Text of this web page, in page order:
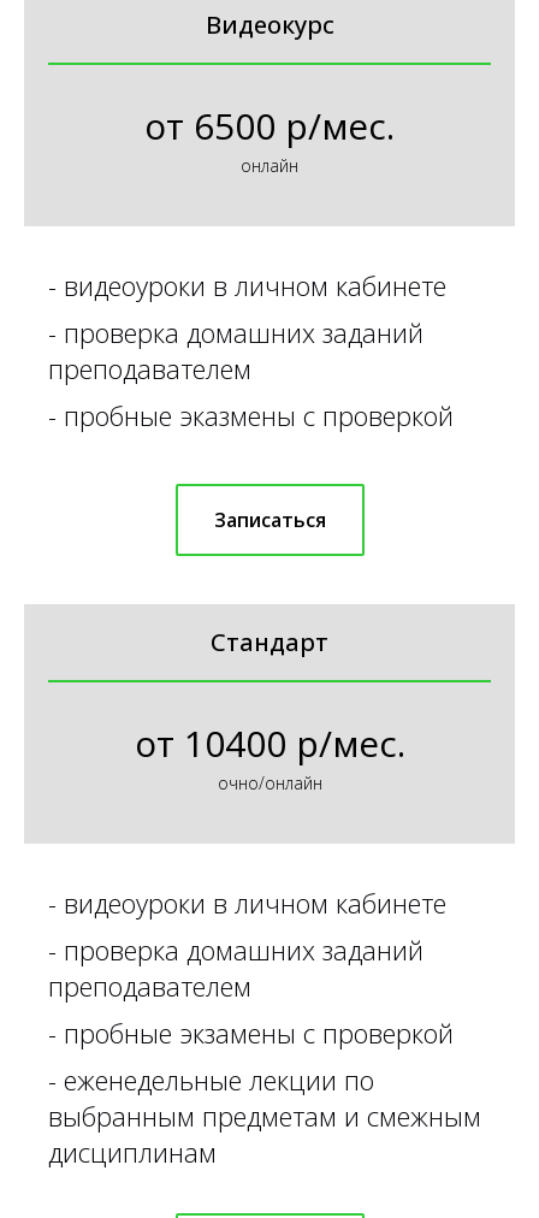
Видеокурс
от 6500 р/мес.
онлайн
- видеоуроки в личном кабинете
- проверка домашних заданий
преподавателем
- пробные эказмены с проверкой
Записаться
Стандарт
от 10400 р/мес.
очно/онлайн
- видеоуроки в личном кабинете
- проверка домашних заданий
преподавателем
- пробные экзамены с проверкой
- еженедельные лекции по
выбранным предметам и смежным
дисциплинам